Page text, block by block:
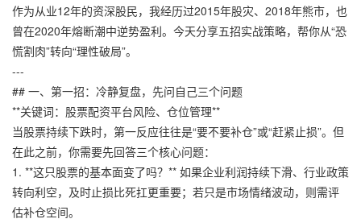
作为从业12年的资深股民，我经历过2015年股灾、2018年熊市，也
曾在2020年熔断潮中逆势盈利。今天分享五招实战策略，帮你从“恐
慌割肉”转向“理性破局”。
---
## 一、第一招：冷静复盘，先问自己三个问题
**关键词：股票配资平台风险、仓位管理**
当股票持续下跌时，第一反应往往是“要不要补仓”或“赶紧止损”。但
在此之前，你需要先回答三个核心问题：
1. **这只股票的基本面变了吗？** 如果企业利润持续下滑、行业政策
转向利空，及时止损比死扛更重要；若只是市场情绪波动，则需评
估补仓空间。